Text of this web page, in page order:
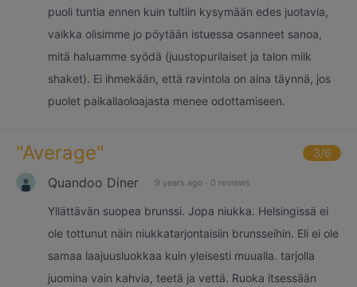
puoli tuntia ennen kuin tultiin kysymään edes juotavia,
vaikka olisimme jo pöytään istuessa osanneet sanoa,
mitä haluamme syödä (juustopurilaiset ja talon milk
shaket). Ei ihmekään, että ravintola on aina täynnä, jos
puolet paikallaoloajasta menee odottamiseen.
"Average" 3/6
Quandoo Diner 9 years ago · 0 reviews
Yllättävän suopea brunssi. Jopa niukka. Helsingissä ei
ole tottunut näin niukkatarjontaisiin brunsseihin. Eli ei ole
samaa laajuusluokkaa kuin yleisesti muualla. tarjolla
juomina vain kahvia, teetä ja vettä. Ruoka itsessään